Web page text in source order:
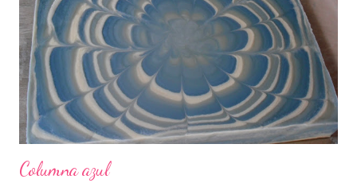
Columna azul